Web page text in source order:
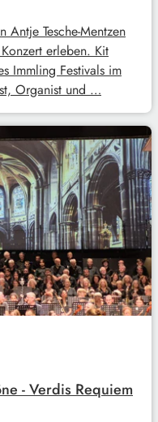
Tesche-Mentzen
erleben. Kit
Immling Festivals im
Organist und …
- Verdis Requiem